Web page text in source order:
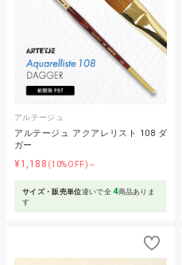
アルテージュ
アルテージュ アクアレリスト 108 ダ
ガー
¥1,188 (10%OFF)～
サイズ・販売単位違いで全4商品ありま
す